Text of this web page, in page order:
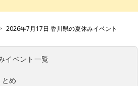
2026年7月17日 香川県の夏休みイベント
イベント一覧
め